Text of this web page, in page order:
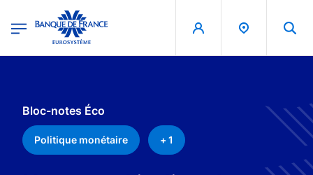
Banque de France - Menu Principal
Bloc-notes Éco
Politique monétaire + 1